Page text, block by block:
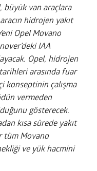
büyük van araçlara
hidrojen yakıt
Opel Movano
IAA
Opel, hidrojen
arasında fuar
konseptinin çalışma
vermeden
gösterecek.
kısa sürede yakıt
tüm Movano
ve yük hacmini